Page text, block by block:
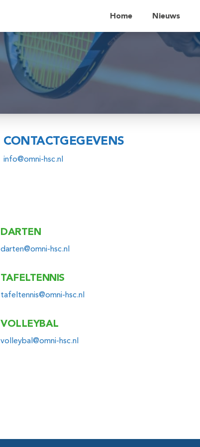
Home
Nieuws
CONTACTGEGEVENS
info@omni-hsc.nl
DARTEN
Email
darten@omni-hsc.nl
TAFELTENNIS
Email
tafeltennis@omni-hsc.nl
VOLLEYBAL
Email
volleybal@omni-hsc.nl